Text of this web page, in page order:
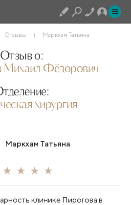
Отзывы Маркхам Татьяна
Отзыв о:
Фёдорович
хирургия
Маркхам Татьяна
клинике Пирогова в